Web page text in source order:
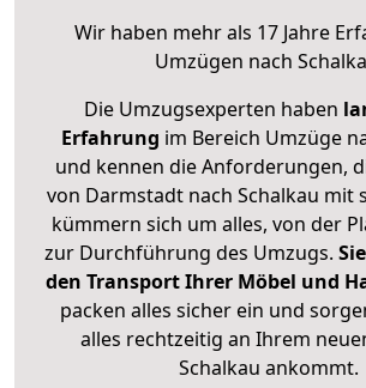
Wir haben mehr als 17 Jahre
Umzügen nach
Die Umzugsexperten haben
Erfahrung im Bereich Umzüge
und kennen die Anforderungen,
von Darmstadt nach Schalkau mit
kümmern sich um alles, von der
zur Durchführung des Umzugs.
den Transport Ihrer Möbel und
packen alles sicher ein und
alles rechtzeitig an Ihrem
Schalkau ankommt.